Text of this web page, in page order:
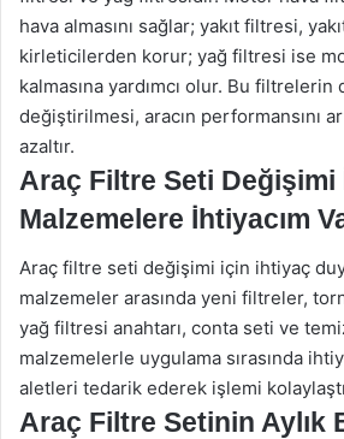
hava almasını sağlar; yakıt filtresi,
kirleticilerden korur; yağ filtresi ise
kalmasına yardımcı olur. Bu
değiştirilmesi, aracın performansını
azaltır.
Araç Filtre Seti Değişimi
Malzemelere İhtiyacım
Araç filtre seti değişimi için ihtiyaç
malzemeler arasında yeni filtreler,
yağ filtresi anahtarı, conta seti ve
malzemelerle uygulama sırasında
aletleri tedarik ederek işlemi
Araç Filtre Setinin Aylık